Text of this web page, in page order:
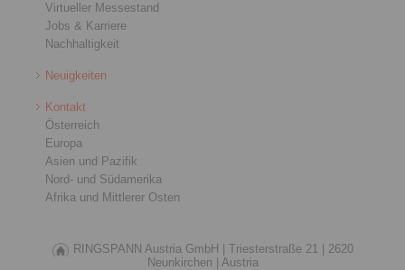
Virtueller Messestand
Jobs & Karriere
Nachhaltigkeit
Neuigkeiten
Kontakt
Österreich
Europa
Asien und Pazifik
Nord- und Südamerika
Afrika und Mittlerer Osten
RINGSPANN Austria GmbH | Triesterstraße 21 | 2620
Neunkirchen | Austria